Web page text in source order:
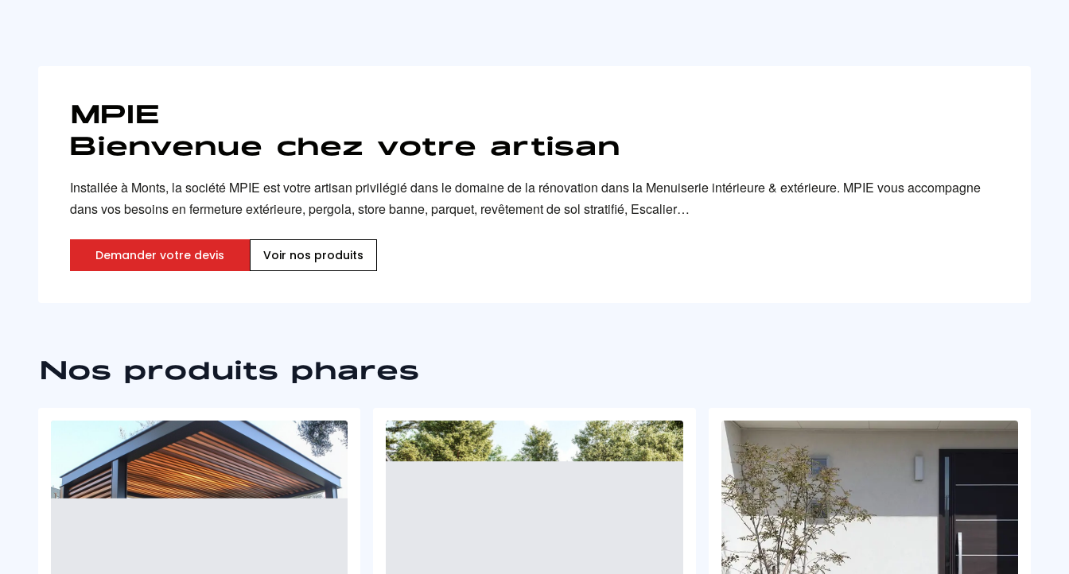
MPIE
Bienvenue chez votre artisan
Installée à Monts, la société MPIE est votre artisan privilégié dans le domaine de la rénovation dans la Menuiserie intérieure & extérieure. MPIE vous accompagne
dans vos besoins en fermeture extérieure, pergola, store banne, parquet, revêtement de sol stratifié, Escalier…
Demander votre devis Voir nos produits
Nos produits phares